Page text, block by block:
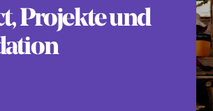
Projekte und